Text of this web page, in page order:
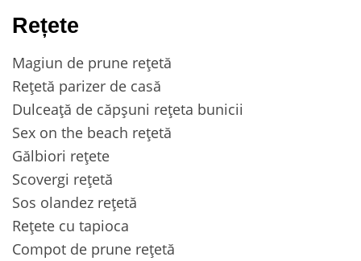
Rețete
Magiun de prune rețetă
Rețetă parizer de casă
Dulceață de căpșuni rețeta bunicii
Sex on the beach rețetă
Gălbiori rețete
Scovergi rețetă
Sos olandez rețetă
Rețete cu tapioca
Compot de prune rețetă